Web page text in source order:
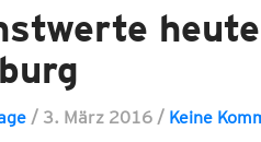
/ 3. März 2016 / Keine